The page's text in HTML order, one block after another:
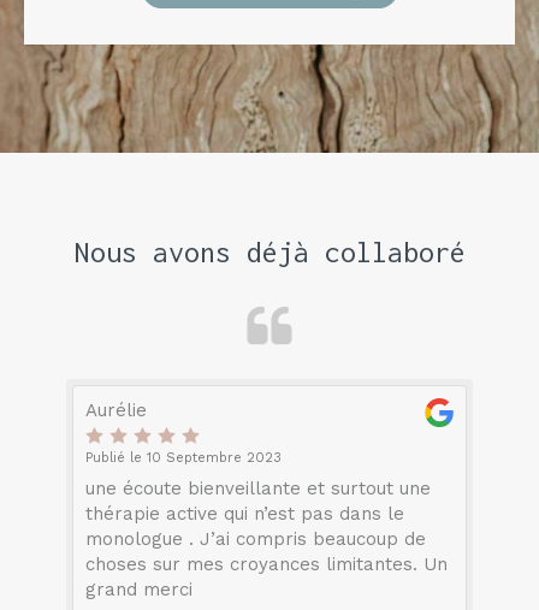
Nous avons déjà collaboré
Aurélie
Publié le 10 Septembre 2023
une écoute bienveillante et surtout une
thérapie active qui n’est pas dans le
monologue . J’ai compris beaucoup de
choses sur mes croyances limitantes. Un
grand merci